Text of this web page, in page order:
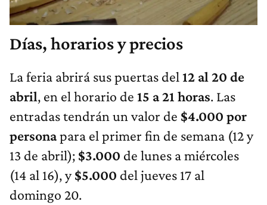
Días, horarios y precios
La feria abrirá sus puertas del 12 al 20 de
abril, en el horario de 15 a 21 horas. Las
entradas tendrán un valor de $4.000 por
personapara el primer fin de semana (12 y
13 de abril); $3.000 de lunes a miércoles
(14 al 16), y$5.000 del jueves 17 al
domingo 20.